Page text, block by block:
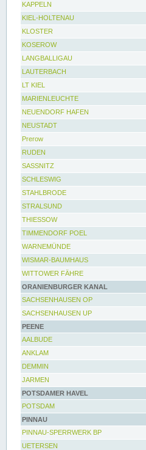
KAPPELN
KIEL-HOLTENAU
KLOSTER
KOSEROW
LANGBALLIGAU
LAUTERBACH
LT KIEL
MARIENLEUCHTE
NEUENDORF HAFEN
NEUSTADT
Prerow
RUDEN
SASSNITZ
SCHLESWIG
STAHLBRODE
STRALSUND
THIESSOW
TIMMENDORF POEL
WARNEMÜNDE
WISMAR-BAUMHAUS
WITTOWER FÄHRE
ORANIENBURGER KANAL
SACHSENHAUSEN OP
SACHSENHAUSEN UP
PEENE
AALBUDE
ANKLAM
DEMMIN
JARMEN
POTSDAMER HAVEL
POTSDAM
PINNAU
PINNAU-SPERRWERK BP
UETERSEN